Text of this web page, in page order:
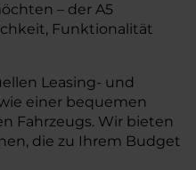
– der A5
Funktionalität
Leasing- und
einer bequemen
Fahrzeugs. Wir bieten
die zu Ihrem Budget